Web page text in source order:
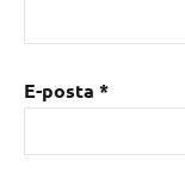
E-posta *